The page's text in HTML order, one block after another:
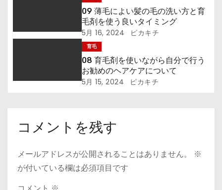
09 薄毛によい髪の毛の洗い方と育
毛剤を使う良いタイミング
5月 16, 2024 ピカキチ
育毛
08 育毛剤を使いながら自分で行う
お勧めのヘアケアについて
5月 15, 2024 ピカキチ
コメントを残す
メールアドレスが公開されることはありません。
※
が付いている欄は必須項目です